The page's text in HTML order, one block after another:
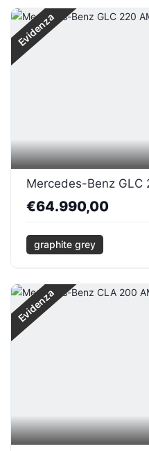
Evidenza
€64.990,00
graphite grey
Evidenza